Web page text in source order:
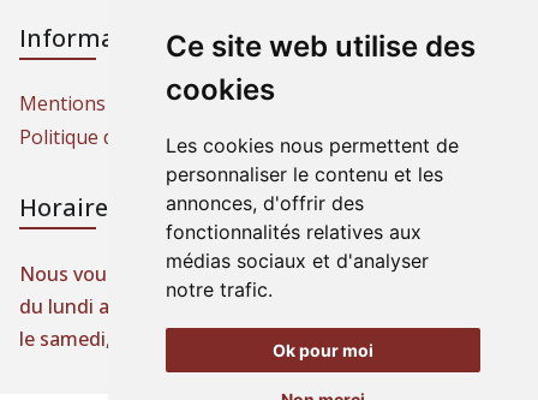
Ce site web utilise des
cookies
Les cookies nous permettent de
personnaliser le contenu et les
annonces, d'offrir des
fonctionnalités relatives aux
médias sociaux et d'analyser
notre trafic.
Ok pour moi
Informations
Mentions légales
Politique de protection des données
Horaires d'ouverture
Nous vous accueillons toute l’année,
du lundi au vendredi, de 9 h à 19 h,
le samedi, de 9 h à 13 h et sur rendez-vous.